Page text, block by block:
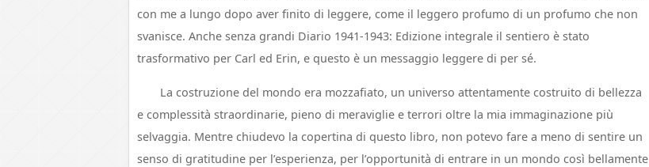
con me a lungo dopo aver finito di leggere, come il leggero profumo di un profumo che non
svanisce. Anche senza grandi Diario 1941-1943: Edizione integrale il sentiero è stato
trasformativo per Carl ed Erin, e questo è un messaggio leggere di per sé.
La costruzione del mondo era mozzafiato, un universo attentamente costruito di bellezza
e complessità straordinarie, pieno di meraviglie e terrori oltre la mia immaginazione più
selvaggia. Mentre chiudevo la copertina di questo libro, non potevo fare a meno di sentire un
senso di gratitudine per l’esperienza, per l’opportunità di entrare in un mondo così bellamente